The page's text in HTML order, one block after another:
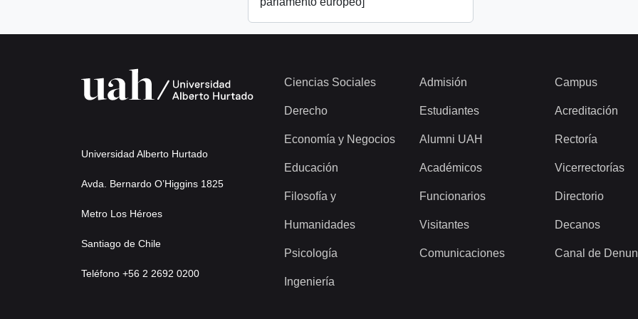
Universidad Alberto Hurtado
Avda. Bernardo O’Higgins 1825
Metro Los Héroes
Santiago de Chile
Teléfono +56 2 2692 0200
Ciencias Sociales
Derecho
Economía y Negocios
Educación
Filosofía y
Humanidades
Psicología
Ingeniería
Admisión
Estudiantes
Alumni UAH
Académicos
Funcionarios
Visitantes
Comunicaciones
Campus
Acreditación
Rectoría
Vicerrectorías
Directorio
Decanos
Canal de